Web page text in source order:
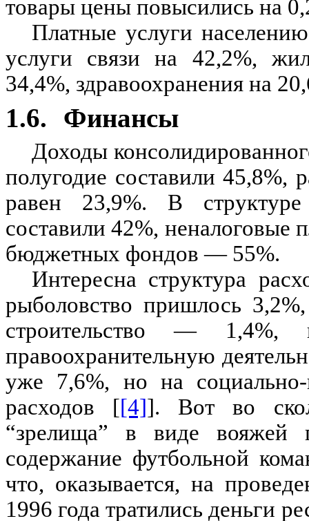
товары цены повысились на
Платные услуги
услуги связи на 42,2%,
34,4%, здравоохранения на
1.6. Финансы
Доходы
полугодие составили
равен 23,9%. В структуре
составили 42%, неналоговые
бюджетных фондов — 55%.
Интересна структура
рыболовство пришлось
строительство — 1,4%,
правоохранительную
уже 7,6%, но на
расходов [[4]]. Вот во
“зрелища” в виде вояжей
содержание футбольной
что, оказывается, на
1996 года тратились деньги